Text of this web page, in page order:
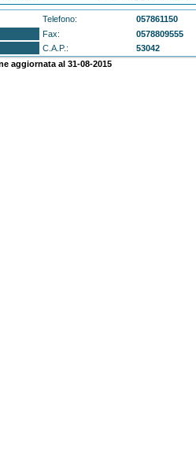
Telefono:
057861150
Fax:
0578809555
C.A.P.:
53042
aggiornata al 31-08-2015